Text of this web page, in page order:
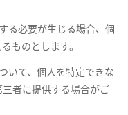
る必要が生じる場合、個
ものとします。
いて、個人を特定できな
者に提供する場合がご